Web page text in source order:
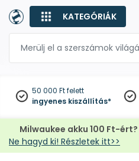
KATEGÓRIÁK
50 000 Ft felett
ingyenes kiszállítás*
Milwaukee akku 100 Ft-ért?
Ne hagyd ki! Részletek itt>>